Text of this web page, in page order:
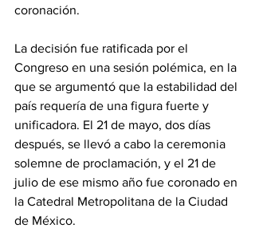
coronación.
La decisión fue ratificada por el
Congreso en una sesión polémica, en la
que se argumentó que la estabilidad del
país requería de una figura fuerte y
unificadora. El 21 de mayo, dos días
después, se llevó a cabo la ceremonia
solemne de proclamación, y el 21 de
julio de ese mismo año fue coronado en
la Catedral Metropolitana de la Ciudad
de México.